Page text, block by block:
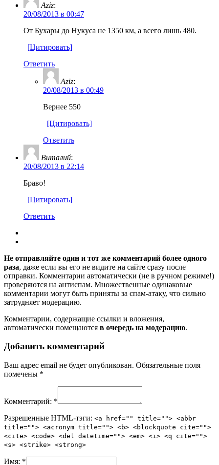
Aziz:
20/08/2013 в 00:47
От Бухары до Нукуса не 1350 км, а всего лишь 480.
[Цитировать]
Ответить
Aziz:
20/08/2013 в 00:49
Вернее 550
[Цитировать]
Ответить
Виталий:
20/08/2013 в 22:14
Браво!
[Цитировать]
Ответить
Не отправляйте один и тот же комментарий более одного
раза, даже если вы его не видите на сайте сразу после
отправки. Комментарии автоматически (не в ручном режиме!)
проверяются на антиспам. Множественные одинаковые
комментарии могут быть приняты за спам-атаку, что сильно
затрудняет модерацию.
Комментарии, содержащие ссылки и вложения,
автоматически помещаются в очередь на модерацию.
Добавить комментарий
Ваш адрес email не будет опубликован. Обязательные поля
помечены *
Комментарий: *
Разрешенные HTML-тэги: <a href="" title=""> <abbr
title=""> <acronym title=""> <b> <blockquote cite="">
<cite> <code> <del datetime=""> <em> <i> <q cite="">
<s> <strike> <strong>
Имя: *